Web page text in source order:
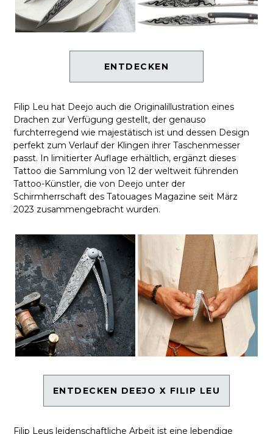
ENTDECKEN
Filip Leu hat Deejo auch die Originalillustration eines
Drachen zur Verfügung gestellt, der genauso
furchterregend wie majestätisch ist und dessen Design
perfekt zum Verlauf der Klingen ihrer Taschenmesser
passt. In limitierter Auflage erhältlich, ergänzt dieses
Tattoo die Sammlung von 12 der weltweit führenden
Tattoo-Künstler, die von Deejo unter der
Schirmherrschaft des Tatouages Magazine seit März
2023 zusammengebracht wurden.
ENTDECKEN DEEJO X FILIP LEU
Filip Leus leidenschaftliche Arbeit ist eine lebendige